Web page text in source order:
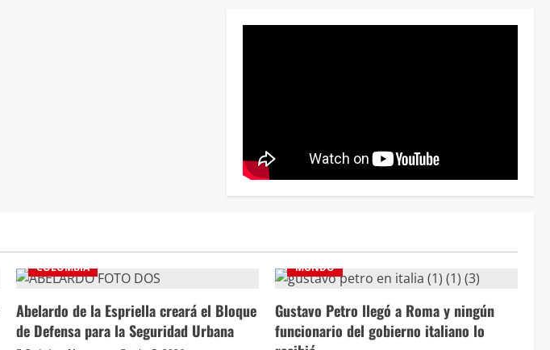
COLOMBIA
Abelardo de la Espriella creará el Bloque
de Defensa para la Seguridad Urbana
MUNDO
Gustavo Petro llegó a Roma y ningún
funcionario del gobierno italiano lo